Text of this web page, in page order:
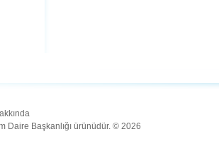
Daire Başkanlığı ürünüdür. © 2026